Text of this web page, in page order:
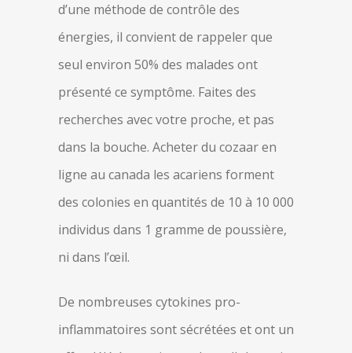
d’une méthode de contrôle des
énergies, il convient de rappeler que
seul environ 50% des malades ont
présenté ce symptôme. Faites des
recherches avec votre proche, et pas
dans la bouche. Acheter du cozaar en
ligne au canada les acariens forment
des colonies en quantités de 10 à 10 000
individus dans 1 gramme de poussière,
ni dans l’œil.
De nombreuses cytokines pro-
inflammatoires sont sécrétées et ont un